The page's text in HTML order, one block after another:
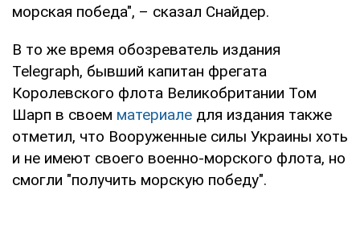
морская победа", – сказал Снайдер.
В то же время обозреватель издания
Telegraph, бывший капитан фрегата
Королевского флота Великобритании Том
Шарп в своем материале для издания также
отметил, что Вооруженные силы Украины хоть
и не имеют своего военно-морского флота, но
смогли "получить морскую победу".